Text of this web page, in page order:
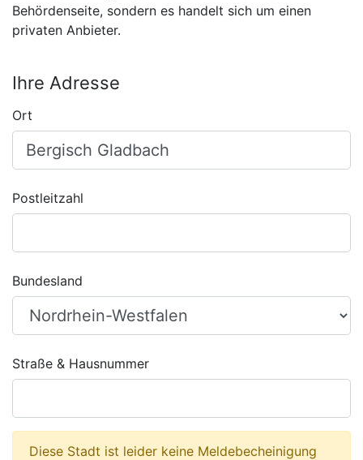
Behördenseite, sondern es handelt sich um einen
privaten Anbieter.
Ihre Adresse
Ort
Postleitzahl
Bundesland
Straße & Hausnummer
Diese Stadt ist leider keine Meldebecheinigung